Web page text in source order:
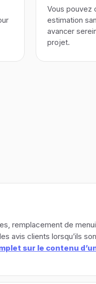
Vous pouvez
estimation
avancer
projet.
remplacement de
avis clients lorsqu’ils
sur le contenu